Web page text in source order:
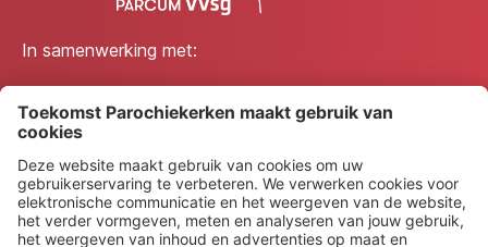
In samenwerking met: